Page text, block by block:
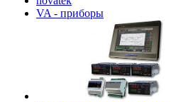
VA - приборы